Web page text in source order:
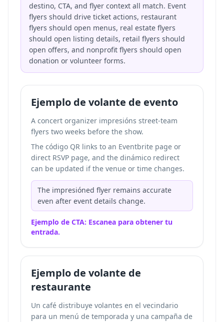
destino, CTA, and flyer context all match. Event
flyers should drive ticket actions, restaurant
flyers should open menus, real estate flyers
should open listing details, retail flyers should
open offers, and nonprofit flyers should open
donation or volunteer forms.
Ejemplo de volante de evento
A concert organizer impresións street-team
flyers two weeks before the show.
The código QR links to an Eventbrite page or
direct RSVP page, and the dinámico redirect
can be updated if the venue or time changes.
The impresióned flyer remains accurate
even after event details change.
Ejemplo de CTA: Escanea para obtener tu
entrada.
Ejemplo de volante de
restaurante
Un café distribuye volantes en el vecindario
para un menú de temporada y una campaña de